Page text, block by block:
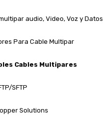
audio, Video, Voz y Datos
Para Cable Multipar
Cables Multipares
SFTP
Solutions